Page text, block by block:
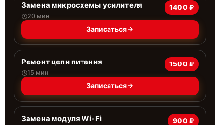
Замена микросхемы усилителя
20 мин
1400 ₽
Записаться
Ремонт цепи питания
15 мин
1500 ₽
Записаться
Замена модуля Wi-Fi 900 ₽